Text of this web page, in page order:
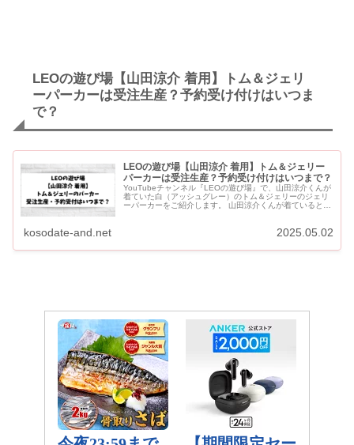
LEOの遊び場【山田涼介 着用】トム＆ジェリ
ーパーカーは受注生産？予約受け付けはいつま
で？
LEOの遊び場【山田涼介 着用】トム＆ジェリー
パーカーは受注生産？予約受け付けはいつまで？
YouTubeチャンネル『LEOの遊び場』で、山田涼介くんが
着ていた白（アッシュグレー）のトム＆ジェリーのジェリ
ーパーカーをご紹介します。 山田涼介くんが着ているとい
kosodate-and.net 2025.05.02